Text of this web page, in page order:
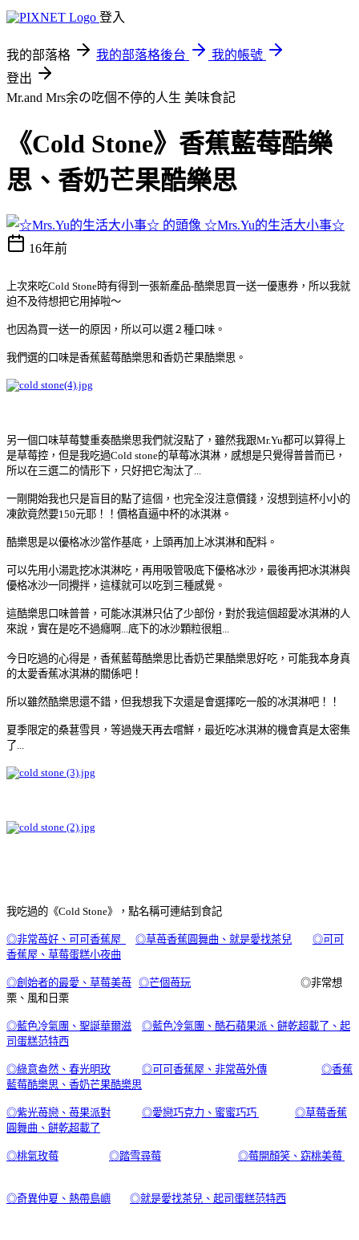
登入
我的部落格 我的部落格後台
我的帳號
登出
Mr.and Mrs余の吃個不停的人生 美味食記
《Cold Stone》香蕉藍莓酷樂
思、香奶芒果酷樂思
☆Mrs.Yu的生活大小事☆
16年前
上次來吃Cold Stone時有得到一張新產品-酷樂思買一送一優惠券，所以我就
迫不及待想把它用掉啦～
也因為買一送一的原因，所以可以選２種口味。
我們選的口味是香蕉藍莓酷樂思和香奶芒果酷樂思。
另一個口味草莓雙重奏酷樂思我們就沒點了，雖然我跟Mr.Yu都可以算得上
是草莓控，但是我吃過Cold stone的草莓冰淇淋，感想是只覺得普普而已，
所以在三選二的情形下，只好把它淘汰了...
一剛開始我也只是盲目的點了這個，也完全沒注意價錢，沒想到這杯小小的
凍飲竟然要150元耶！！價格直逼中杯的冰淇淋。
酷樂思是以優格冰沙當作基底，上頭再加上冰淇淋和配料。
可以先用小湯匙挖冰淇淋吃，再用吸管吸底下優格冰沙，最後再把冰淇淋與
優格冰沙一同攪拌，這樣就可以吃到三種感覺。
這酷樂思口味普普，可能冰淇淋只佔了少部份，對於我這個超愛冰淇淋的人
來說，實在是吃不過癮啊...底下的冰沙顆粒很粗...
今日吃過的心得是，香蕉藍莓酷樂思比香奶芒果酷樂思好吃，可能我本身真
的太愛香蕉冰淇淋的關係吧！
所以雖然酷樂思還不錯，但我想我下次還是會選擇吃一般的冰淇淋吧！！
夏季限定的桑葚雪貝，等過幾天再去嚐鮮，最近吃冰淇淋的機會真是太密集
了...
我吃過的《Cold Stone》，點名稱可連結到食記
◎非常苺好、可可香蕉屋 ◎草苺香蕉圓舞曲、就是愛找茶兒
◎可可
香蕉屋、草莓蛋糕小夜曲
◎創始者的最愛、草莓美苺 ◎芒個苺玩 ◎非常想
栗、風和日栗
◎藍色冷氣團、聖誕華爾滋
◎藍色冷氣團、酷石蘋果派、餅乾超載了、起
司蛋糕范特西
◎綠意盎然、春光明玫 ◎可可香蕉屋、非常苺外傳
◎香蕉
藍莓酷樂思、香奶芒果酷樂思
◎紫光苺戀、苺果派對 ◎愛戀巧克力、蜜蜜巧巧
◎草莓香蕉
圓舞曲、餅乾超載了
◎桃氣玫莓 ◎踏雪尋莓 ◎莓開顏笑、窈桃美莓
◎奇異仲夏、熱帶島嶼 ◎就是愛找茶兒、起司蛋糕范特西